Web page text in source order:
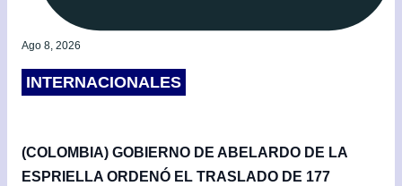
Ago 8, 2026
INTERNACIONALES
(COLOMBIA) GOBIERNO DE ABELARDO DE LA
ESPRIELLA ORDENÓ EL TRASLADO DE 177